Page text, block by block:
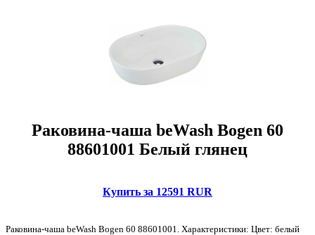
Раковина-чаша beWash Bogen 60
88601001 Белый глянец
Купить за 12591 RUR
Раковина-чаша beWash Bogen 60 88601001. Характеристики: Цвет: белый